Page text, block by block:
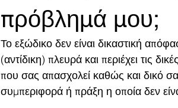
πρόβλημά μου;
Το εξώδικο δεν είναι δικαστική
(αντίδικη) πλευρά και περιέχει τις
που σας απασχολεί καθώς και δικό
συμπεριφορά ή πράξη η οποία δεν